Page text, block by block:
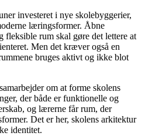
investeret i nye skolebyggerier,
læringsformer. Åbne
rum skal gøre det lettere at
Men det kræver også en
bruges aktivt og ikke blot
om at forme skolens
der både er funktionelle og
og lærerne får rum, der
Det er her, skolens arkitektur
identitet.